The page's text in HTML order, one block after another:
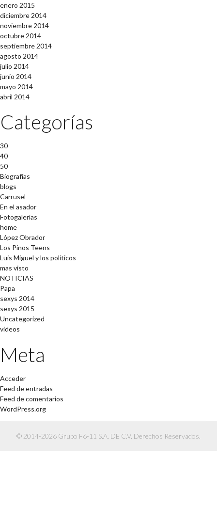
enero 2015
diciembre 2014
noviembre 2014
octubre 2014
septiembre 2014
agosto 2014
julio 2014
junio 2014
mayo 2014
abril 2014
Categorías
30
40
50
Biografías
blogs
Carrusel
En el asador
Fotogalerías
home
López Obrador
Los Pinos Teens
Luis Miguel y los políticos
mas visto
NOTICIAS
Papa
sexys 2014
sexys 2015
Uncategorized
videos
Meta
Acceder
Feed de entradas
Feed de comentarios
WordPress.org
© 2014-2026 Grupo F6-11 S.A. DE C.V. Derechos Reservados.